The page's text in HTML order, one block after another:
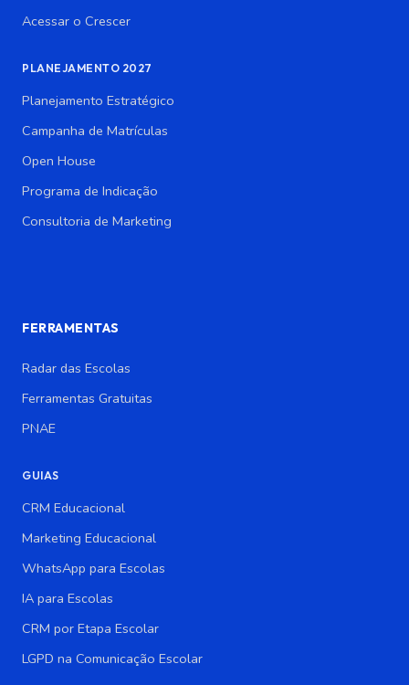
Acessar o Crescer
PLANEJAMENTO 2027
Planejamento Estratégico
Campanha de Matrículas
Open House
Programa de Indicação
Consultoria de Marketing
FERRAMENTAS
Radar das Escolas
Ferramentas Gratuitas
PNAE
GUIAS
CRM Educacional
Marketing Educacional
WhatsApp para Escolas
IA para Escolas
CRM por Etapa Escolar
LGPD na Comunicação Escolar